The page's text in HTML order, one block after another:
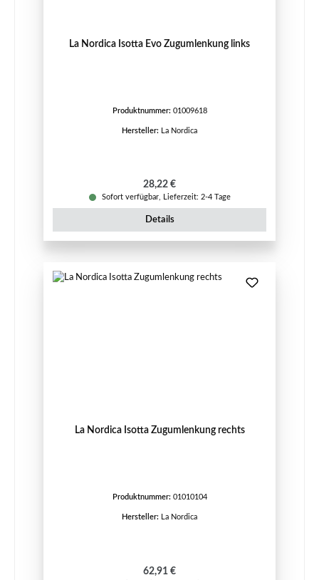
La Nordica Isotta Evo Zugumlenkung links
Produktnummer: 01009618
Hersteller: La Nordica
Regulärer Preis:
28,22 €
Sofort verfügbar, Lieferzeit: 2-4 Tage
Details
La Nordica Isotta Zugumlenkung rechts
Produktnummer: 01010104
Hersteller: La Nordica
Regulärer Preis:
62,91 €